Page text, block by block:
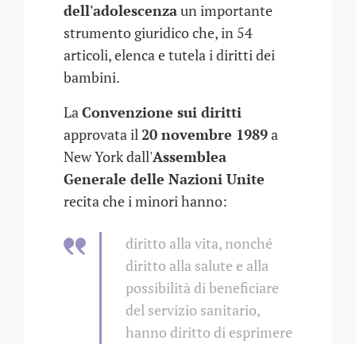
dell'adolescenzaun importante
strumento giuridico che, in 54
articoli, elenca e tutela i diritti dei
bambini.
LaConvenzione sui diritti
approvata il20 novembre 1989a
New York dall'Assemblea
Generale delle Nazioni Unite
recita che i minori hanno:
diritto alla vita, nonché
diritto alla salute e alla
possibilità di beneficiare
del servizio sanitario,
hanno diritto di esprimere